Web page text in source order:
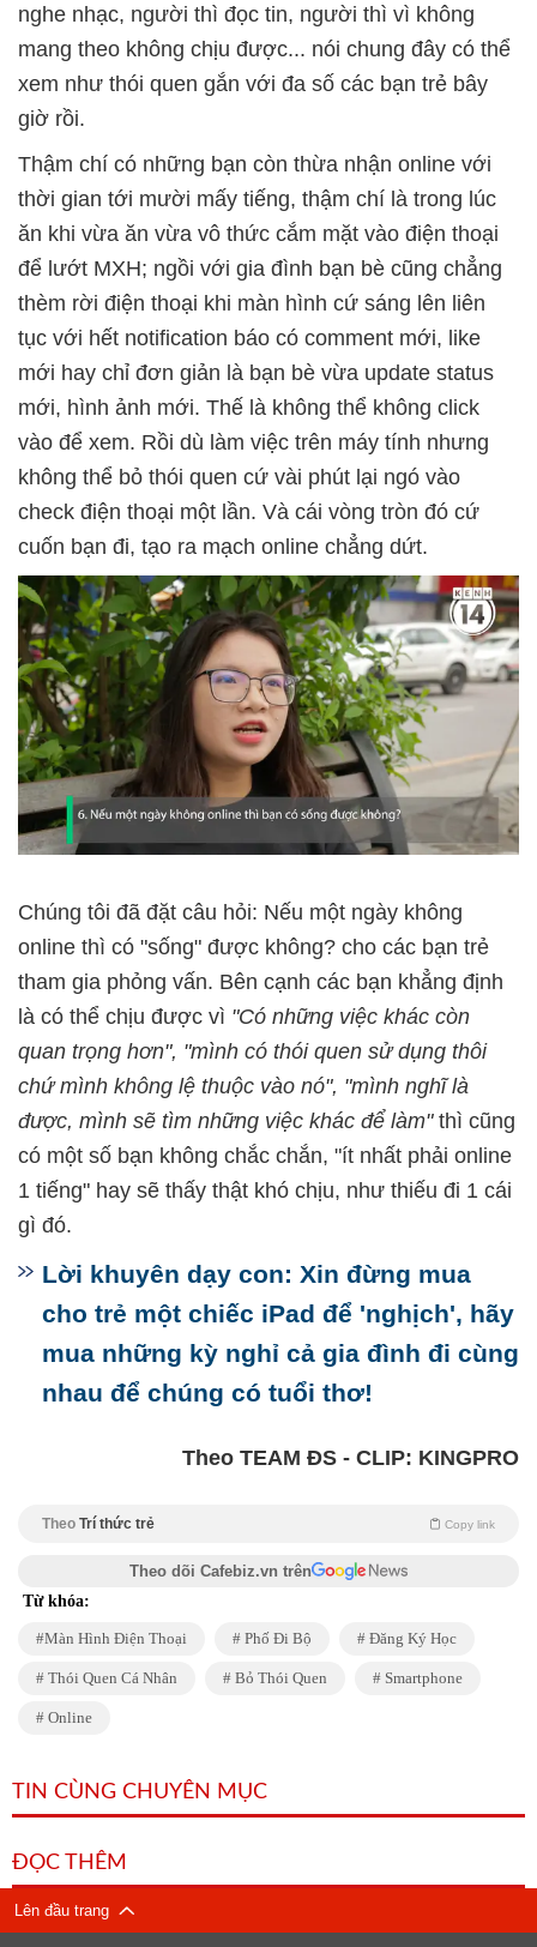
nghe nhạc, người thì đọc tin, người thì vì không
mang theo không chịu được... nói chung đây có thể
xem như thói quen gắn với đa số các bạn trẻ bây
giờ rồi.
Thậm chí có những bạn còn thừa nhận online với
thời gian tới mười mấy tiếng, thậm chí là trong lúc
ăn khi vừa ăn vừa vô thức cắm mặt vào điện thoại
để lướt MXH; ngồi với gia đình bạn bè cũng chẳng
thèm rời điện thoại khi màn hình cứ sáng lên liên
tục với hết notification báo có comment mới, like
mới hay chỉ đơn giản là bạn bè vừa update status
mới, hình ảnh mới. Thế là không thể không click
vào để xem. Rồi dù làm việc trên máy tính nhưng
không thể bỏ thói quen cứ vài phút lại ngó vào
check điện thoại một lần. Và cái vòng tròn đó cứ
cuốn bạn đi, tạo ra mạch online chẳng dứt.
Chúng tôi đã đặt câu hỏi: Nếu một ngày không
online thì có "sống" được không? cho các bạn trẻ
tham gia phỏng vấn. Bên cạnh các bạn khẳng định
là có thể chịu được vì "Có những việc khác còn
quan trọng hơn", "mình có thói quen sử dụng thôi
chứ mình không lệ thuộc vào nó", "mình nghĩ là
được, mình sẽ tìm những việc khác để làm"thì cũng
có một số bạn không chắc chắn, "ít nhất phải online
1 tiếng" hay sẽ thấy thật khó chịu, như thiếu đi 1 cái
gì đó.
Lời khuyên dạy con: Xin đừng mua
cho trẻ một chiếc iPad để 'nghịch', hãy
mua những kỳ nghỉ cả gia đình đi cùng
nhau để chúng có tuổi thơ!
Theo TEAM ĐS - CLIP: KINGPRO
Theo Trí thức trẻ Copy link
Theo dõi Cafebiz.vn trên
Từ khóa:
Màn Hình Điện Thoại Phố Đi Bộ Đăng Ký Học
Thói Quen Cá Nhân Bỏ Thói Quen Smartphone
Online
TIN CÙNG CHUYÊN MỤC
ĐỌC THÊM
Lên đầu trang